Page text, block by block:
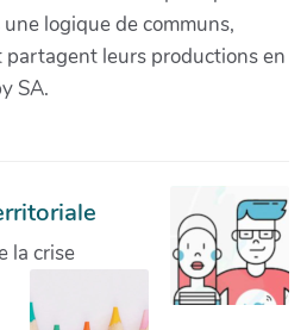
logique de communs,
partagent leurs productions en
SA.
la crise